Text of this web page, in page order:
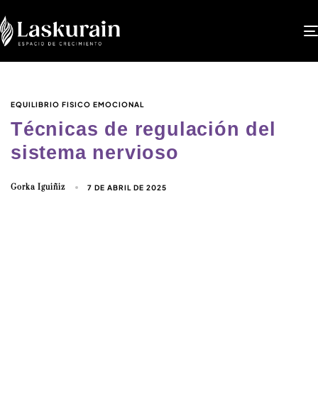
EQUILIBRIO FISICO EMOCIONAL
Técnicas de regulación del
sistema nervioso
Gorka Iguiñiz 7 DE ABRIL DE 2025